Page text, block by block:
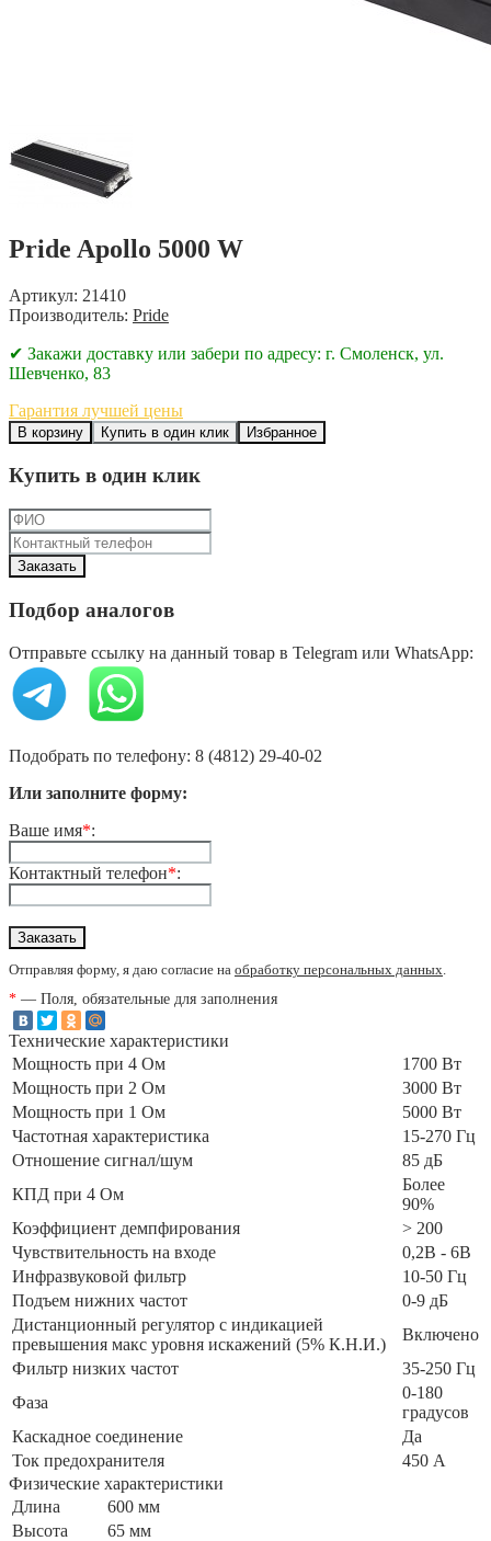
Pride Apollo 5000 W
Артикул: 21410
Производитель: Pride
✔ Закажи доставку или забери по адресу: г. Смоленск, ул.
Шевченко, 83
Гарантия лучшей цены
В корзину Купить в один клик Избранное
Купить в один клик
Подбор аналогов
Отправьте ссылку на данный товар в Telegram или WhatsApp:
Подобрать по телефону: 8 (4812) 29-40-02
Или заполните форму:
Ваше имя*:
Контактный телефон*:
Отправляя форму, я даю согласие на обработку персональных данных.
* — Поля, обязательные для заполнения
Технические характеристики
Мощность при 4 Ом
1700 Вт
Мощность при 2 Ом
3000 Вт
Мощность при 1 Ом
5000 Вт
Частотная характеристика
15-270 Гц
Отношение сигнал/шум
85 дБ
КПД при 4 Ом
Более
90%
Коэффициент демпфирования
> 200
Чувствительность на входе
0,2В - 6В
Инфразвуковой фильтр
10-50 Гц
Подъем нижних частот
0-9 дБ
Дистанционный регулятор с индикацией
превышения макс уровня искажений (5% К.Н.И.)
Включено
Фильтр низких частот
35-250 Гц
Фаза
0-180
градусов
Каскадное соединение
Да
Ток предохранителя
450 А
Физические характеристики
Длина
600 мм
Высота
65 мм